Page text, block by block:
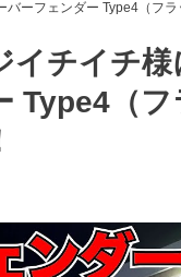
ーフェンダー Type4（フ
イチイチ
Type4（